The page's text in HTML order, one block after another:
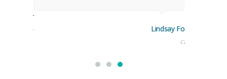
Lindsay Ford
CEO
Stoner
Manager